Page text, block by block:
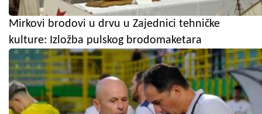
Mirkovi brodovi u drvu u Zajednici tehničke
kulture: Izložba pulskog brodomaketara